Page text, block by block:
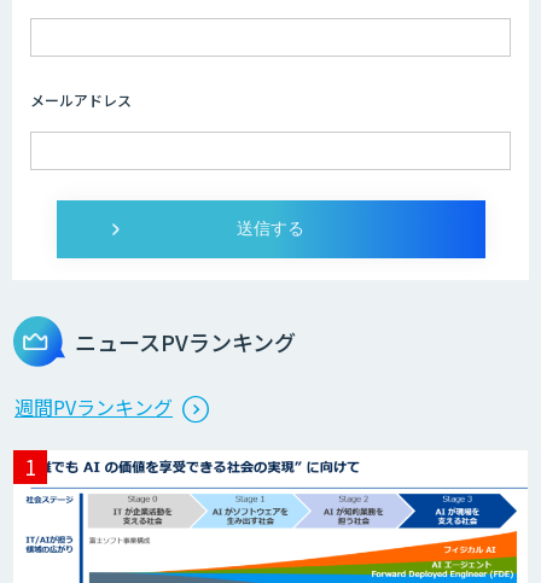
画像解析・デジタルツイン領域のAI開発
AI開発・伴走支援・内製化支援
StellaController 2.0
検図・照査AI
メールアドレス
ニュースPVランキング
週間PVランキング